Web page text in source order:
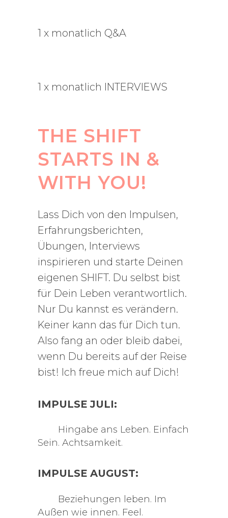
1 x monatlich Q&A
1 x monatlich INTERVIEWS
THE SHIFT
STARTS IN &
WITH YOU!
Lass Dich von den Impulsen,
Erfahrungsberichten,
Übungen, Interviews
inspirieren und starte Deinen
eigenen SHIFT. Du selbst bist
für Dein Leben verantwortlich.
Nur Du kannst es verändern.
Keiner kann das für Dich tun.
Also fang an oder bleib dabei,
wenn Du bereits auf der Reise
bist! Ich freue mich auf Dich!
IMPULSE JULI:
Hingabe ans Leben. Einfach
Sein. Achtsamkeit.
IMPULSE AUGUST:
Beziehungen leben. Im
Außen wie innen. Feel.